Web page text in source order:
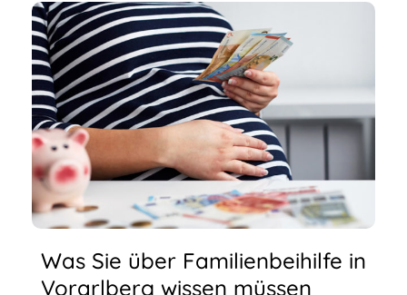
Was Sie über Familienbeihilfe in
Vorarlberg wissen müssen